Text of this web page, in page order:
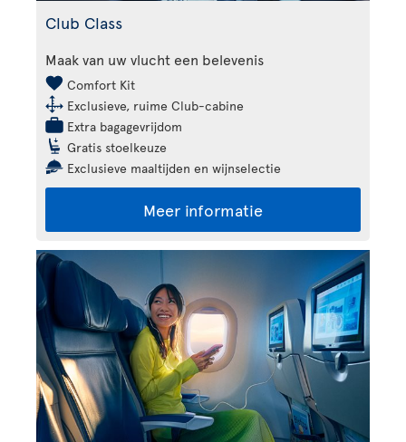
Club Class
Maak van uw vlucht een belevenis
Comfort Kit
Exclusieve, ruime Club-cabine
Extra bagagevrijdom
Gratis stoelkeuze
Exclusieve maaltijden en wijnselectie
Meer informatie